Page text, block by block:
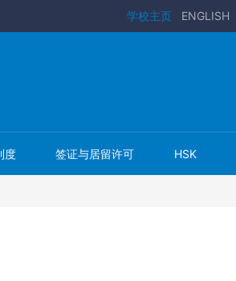
学校主页 ENGLISH
度 签证与居留许可 HSK